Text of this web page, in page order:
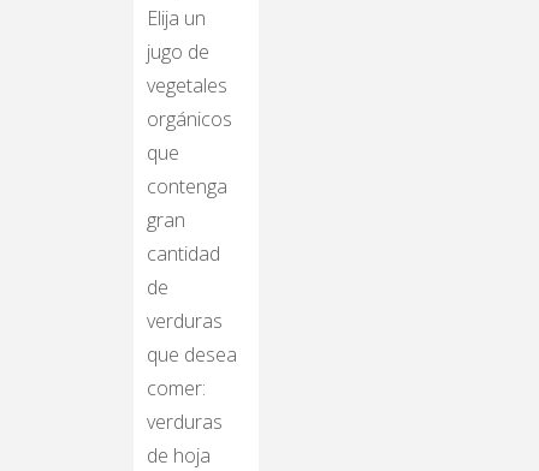
Elija un
jugo de
vegetales
orgánicos
que
contenga
gran
cantidad
de
verduras
que desea
comer:
verduras
de hoja